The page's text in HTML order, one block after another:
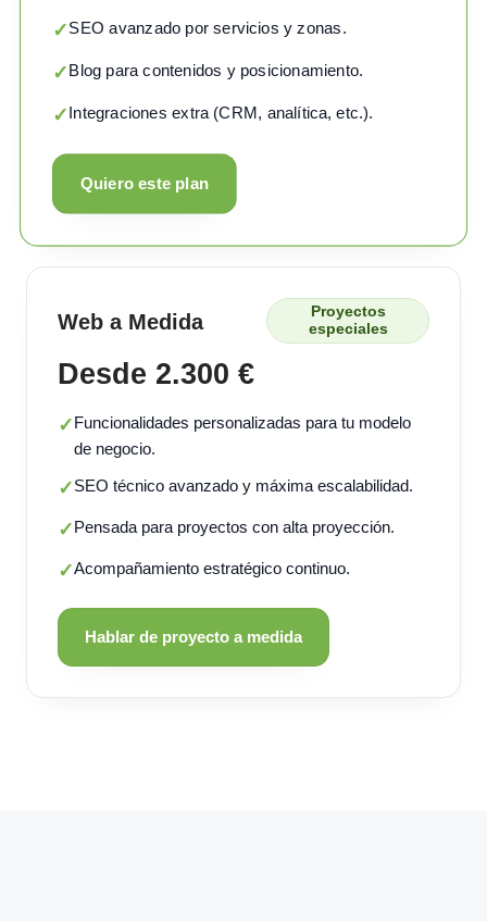
✓SEO avanzado por servicios y zonas.
✓Blog para contenidos y posicionamiento.
✓Integraciones extra (CRM, analítica, etc.).
Quiero este plan
Web a Medida
Proyectos
especiales
Desde 2.300 €
✓Funcionalidades personalizadas para tu modelo
de negocio.
✓SEO técnico avanzado y máxima escalabilidad.
✓Pensada para proyectos con alta proyección.
✓Acompañamiento estratégico continuo.
Hablar de proyecto a medida